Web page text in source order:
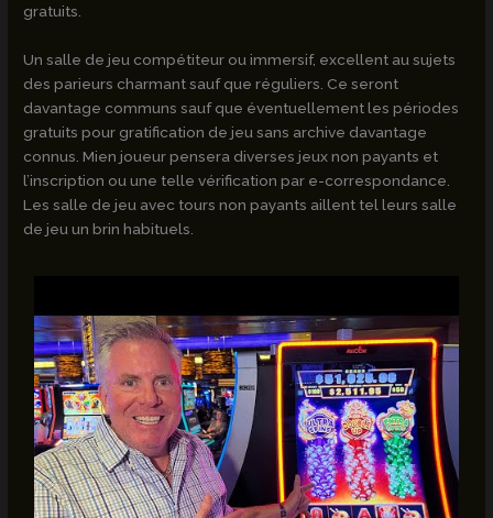
gratuits.
Un salle de jeu compétiteur ou immersif, excellent au sujets
des parieurs charmant sauf que réguliers. Ce seront
davantage communs sauf que éventuellement les périodes
gratuits pour gratification de jeu sans archive davantage
connus. Mien joueur pensera diverses jeux non payants et
l’inscription ou une telle vérification par e-correspondance.
Les salle de jeu avec tours non payants aillent tel leurs salle
de jeu un brin habituels.